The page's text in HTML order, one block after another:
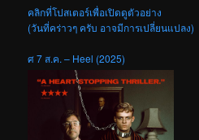
คลิกที่โปสเตอร์เพื่อเปิดดูตัวอย่าง
(วันที่คร่าวๆ ครับ อาจมีการเปลี่ยนแปลง)
ศ 7 ส.ค. – Heel (2025)